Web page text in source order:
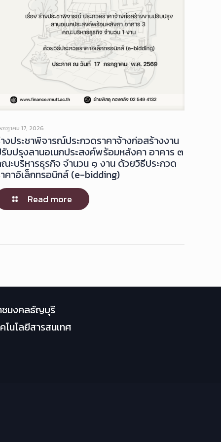
กฎาคม 17, 2026
งประชาพิจารณ์ประกวดราคาจ้างก่อสร้างงาน
บปรุงลานอเนกประสงค์พร้อมหลังคา อาคาร ๓
ะบริหารธุรกิจ จำนวน ๑ งาน ด้วยวิธีประกวด
คาอิเล็กทรอนิกส์ (e-bidding)
Read more
ชมงคลธัญบุรี
นโลยีสารสนเทศ